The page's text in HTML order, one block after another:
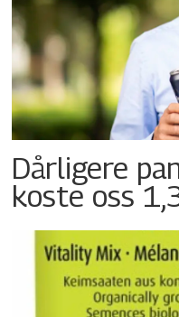
Dårligere
koste oss